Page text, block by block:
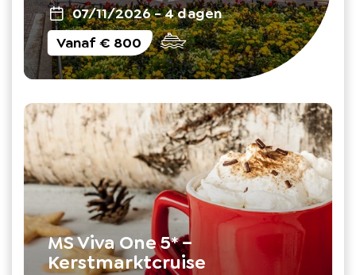
07/11/2026-4 dagen
Vanaf€ 800
MS Viva One 5* –
Kerstmarktcruise